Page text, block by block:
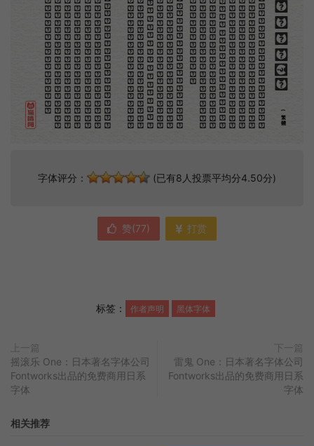
木刻創作法·序
地
不
問
東
西
，
凡
木
刻
的
圖
版
，
向
來
是
畫
管
畫，
刻
管
刻
，
印
管
印
的
。
中
國
用
得
最
早
，
而
照
例也
久
經
衰
退
；
清
光
緒
中
，
英
人
傅
蘭
雅
氏
編
印
《格
致
彙
編
》
，
插
圖
就
已
非
中
國
刻
工
所
能
刻
，
精細
的
必
需
由
英
國
運
了
圖
版
來
。
那
就
是
所
謂
「木
口
木
刻
」
，
也
即
「
複
製
木
刻
」
，
和
用
在
編
給印
度
人
讀
的
英
文
書
，
後
來
也
就
移
給
中
國
人
讀
的英
文
書
上
的
插
畫
，
是
同
類
的
。
那
時
我
還
是
一
個
兒
童
，
見
了
這
些
圖
，
便
震
驚於
它
的
精
工
活
潑
，
當
作
寶
貝
看
。
到
近
幾
年
，
才知
道
西
洋
還
有
一
種
由
畫
家
一
手
造
成
的
版
畫
，
也就
是
原
畫
，
倘
用
木
版
，
便
叫
作
「
創
作
木
刻」
，
是
藝
術
家
直
接
的
創
作
品
，
毫
不
假
手
於
刻
者和
印
者
的
。
現
在
我
們
所
要
紹
介
的
，
便
是
這
一
種
但
是
至
今
沒
有
一
本
講
說
木
刻
的
書
，
這
才
是
第一
本
。
雖
然
稍
簡
略
，
卻
已
經
給
了
讀
者
一
個
大
意。
由
此
發
展
下
去
，
路
是
廣
大
得
很
。
題
材
會
豐
富起
來
的
，
技
藝
也
會
精
煉
起
來
的
，
採
取
新
法
，
加以
中
國
舊
日
之
所
長
，
還
有
開
出
一
條
新
的
路
徑
來的
希
望
。
那
時
作
者
各
將
自
己
的
本
領
和
心
得
，
貢獻
出
來
，
中
國
的
木
刻
界
就
會
發
生
光
焰
。
(繁體)
字体评分： (已有8人投票平均分4.50分)
赞(77) 打赏
标签： 作者声明 黑体字体
上一篇
摇滚乐 One：日本著名字体公司
Fontworks出品的免费商用日系
字体
下一篇
雷鬼 One：日本著名字体公司
Fontworks出品的免费商用日系
字体
相关推荐